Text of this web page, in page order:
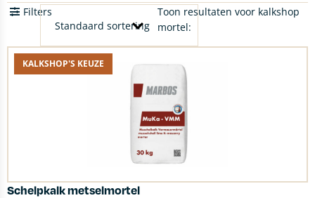
Toon resultaten voor kalkshop
mortel:
Filters
KALKSHOP'S KEUZE
Schelpkalk metselmortel